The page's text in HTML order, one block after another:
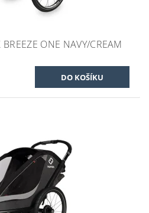
ONE NAVY/CREAM